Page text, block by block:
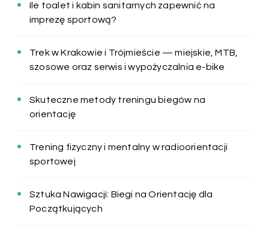
Ile toalet i kabin sanitarnych zapewnić na
imprezę sportową?
Trek w Krakowie i Trójmieście — miejskie, MTB,
szosowe oraz serwis i wypożyczalnia e-bike
Skuteczne metody treningu biegów na
orientację
Trening fizyczny i mentalny w radioorientacji
sportowej
Sztuka Nawigacji: Biegi na Orientację dla
Początkujących